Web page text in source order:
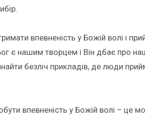
впевненість у Божій волі і
є нашим творцем і Він дбає про
безліч прикладів, де люди
впевненість у Божій волі – це